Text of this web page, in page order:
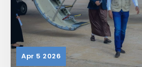
Apr 5 2026